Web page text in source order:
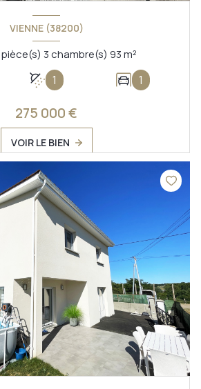
VIENNE (38200)
Maison 4 pièce(s) 3 chambre(s) 93 m²
1 1
275 000 €
VOIR LE BIEN